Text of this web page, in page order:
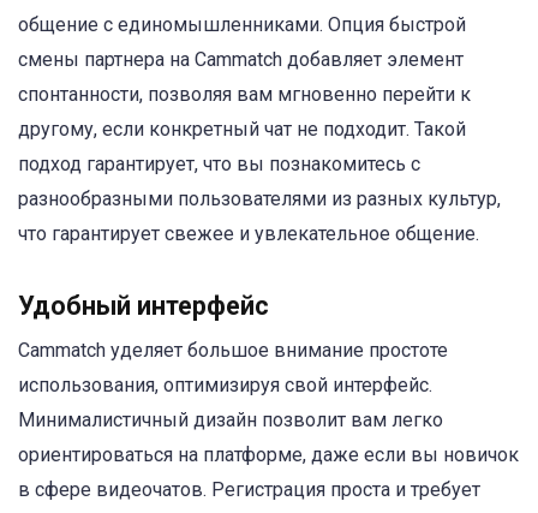
общение с единомышленниками. Опция быстрой
смены партнера на Cammatch добавляет элемент
спонтанности, позволяя вам мгновенно перейти к
другому, если конкретный чат не подходит. Такой
подход гарантирует, что вы познакомитесь с
разнообразными пользователями из разных культур,
что гарантирует свежее и увлекательное общение.
Удобный интерфейс
Cammatch уделяет большое внимание простоте
использования, оптимизируя свой интерфейс.
Минималистичный дизайн позволит вам легко
ориентироваться на платформе, даже если вы новичок
в сфере видеочатов. Регистрация проста и требует